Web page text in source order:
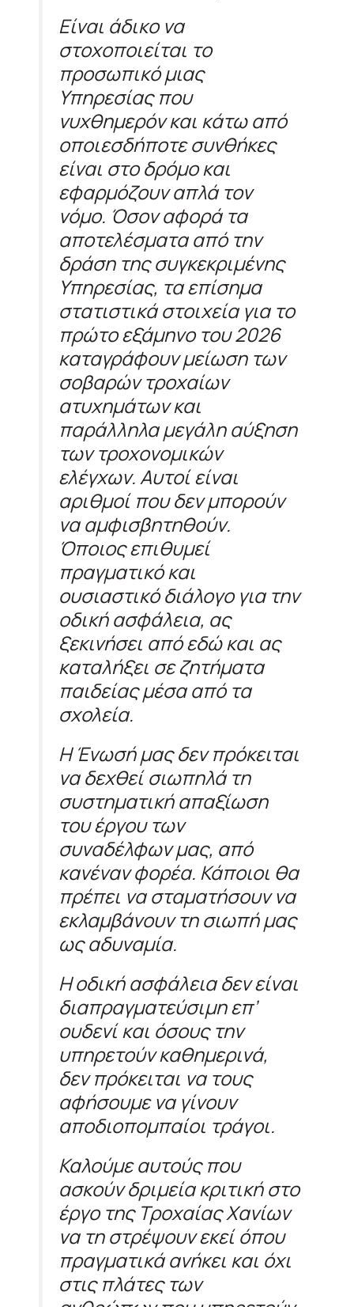
Είναι άδικο να
στοχοποιείται το
προσωπικό μιας
Υπηρεσίας που
νυχθημερόν και κάτω από
οποιεσδήποτε συνθήκες
είναι στο δρόμο και
εφαρμόζουν απλά τον
νόμο. Όσον αφορά τα
αποτελέσματα από την
δράση της συγκεκριμένης
Υπηρεσίας, τα επίσημα
στατιστικά στοιχεία για το
πρώτο εξάμηνο του 2026
καταγράφουν μείωση των
σοβαρών τροχαίων
ατυχημάτων και
παράλληλα μεγάλη αύξηση
των τροχονομικών
ελέγχων. Αυτοί είναι
αριθμοί που δεν μπορούν
να αμφισβητηθούν.
Όποιος επιθυμεί
πραγματικό και
ουσιαστικό διάλογο για την
οδική ασφάλεια, ας
ξεκινήσει από εδώ και ας
καταλήξει σε ζητήματα
παιδείας μέσα από τα
σχολεία.
Η Ένωσή μας δεν πρόκειται
να δεχθεί σιωπηλά τη
συστηματική απαξίωση
του έργου των
συναδέλφων μας, από
κανέναν φορέα. Κάποιοι θα
πρέπει να σταματήσουν να
εκλαμβάνουν τη σιωπή μας
ως αδυναμία.
Η οδική ασφάλεια δεν είναι
διαπραγματεύσιμη επ’
ουδενί και όσους την
υπηρετούν καθημερινά,
δεν πρόκειται να τους
αφήσουμε να γίνουν
αποδιοπομπαίοι τράγοι.
Καλούμε αυτούς που
ασκούν δριμεία κριτική στο
έργο της Τροχαίας Χανίων
να τη στρέψουν εκεί όπου
πραγματικά ανήκει και όχι
στις πλάτες των